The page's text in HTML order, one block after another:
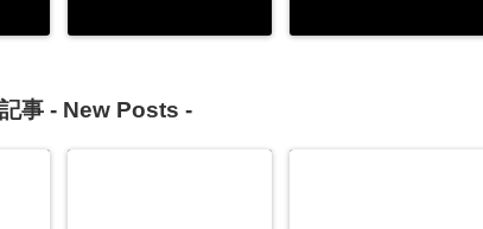
事 - New Posts -